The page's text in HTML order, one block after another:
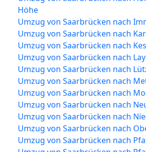
Höhe
Umzug von Saarbrücken nach
Umzug von Saarbrücken nach
Umzug von Saarbrücken nach
Umzug von Saarbrücken nach Lay
Umzug von Saarbrücken nach
Umzug von Saarbrücken nach
Umzug von Saarbrücken nach
Umzug von Saarbrücken nach
Umzug von Saarbrücken nach
Umzug von Saarbrücken nach
Umzug von Saarbrücken nach